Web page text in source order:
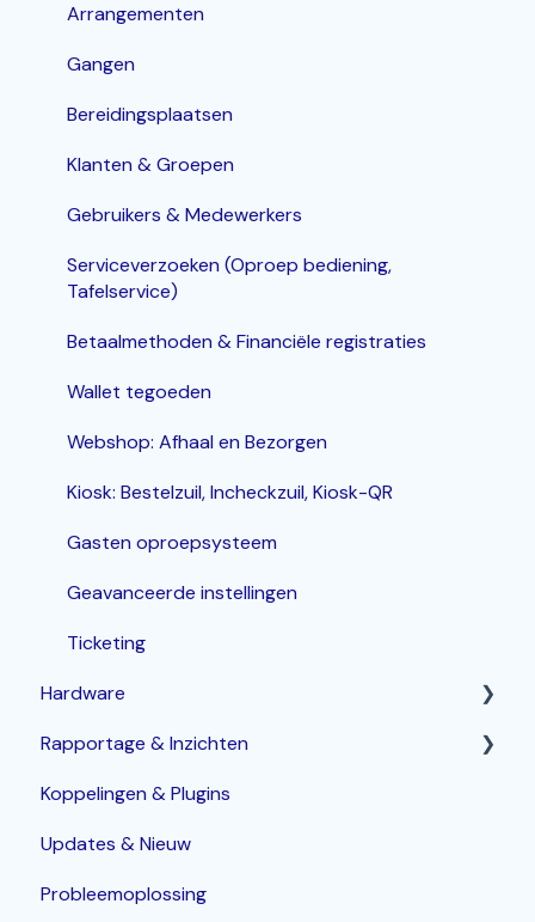
KDS / Bestellingenscherm
Groepen
Arrangementen
Gangen
Bereidingsplaatsen
Klanten & Groepen
Gebruikers & Medewerkers
Serviceverzoeken (Oproep bediening,
Tafelservice)
Betaalmethoden & Financiële registraties
Wallet tegoeden
Webshop: Afhaal en Bezorgen
Kiosk: Bestelzuil, Incheckzuil, Kiosk-QR
Gasten oproepsysteem
Geavanceerde instellingen
Ticketing
Hardware
Router
POS terminals
Bonprinters
Kassalade
Rapportage & Inzichten
Geavanceerde opties
Koppelingen & Plugins
Updates & Nieuw
Probleemoplossing